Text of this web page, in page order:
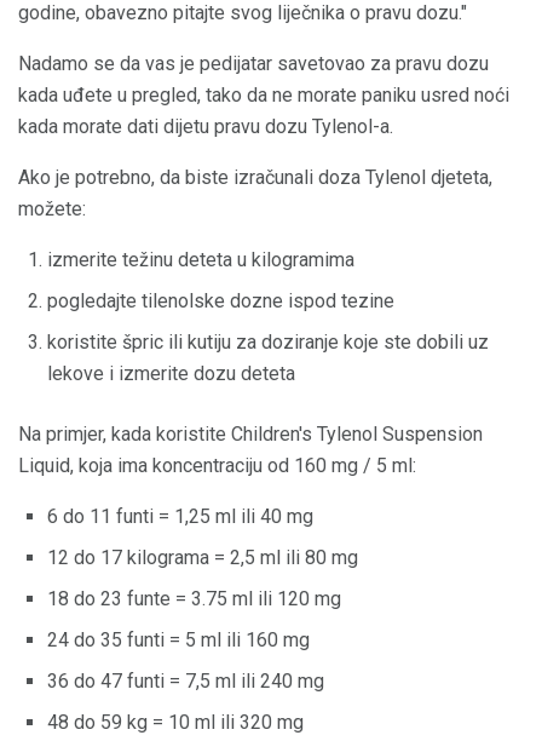
godine, obavezno pitajte svog liječnika o pravu dozu."
Nadamo se da vas je pedijatar savetovao za pravu dozu
kada uđete u pregled, tako da ne morate paniku usred noći
kada morate dati dijetu pravu dozu Tylenol-a.
Ako je potrebno, da biste izračunali doza Tylenol djeteta,
možete:
izmerite težinu deteta u kilogramima
pogledajte tilenolske dozne ispod tezine
koristite špric ili kutiju za doziranje koje ste dobili uz
lekove i izmerite dozu deteta
Na primjer, kada koristite Children's Tylenol Suspension
Liquid, koja ima koncentraciju od 160 mg / 5 ml:
6 do 11 funti = 1,25 ml ili 40 mg
12 do 17 kilograma = 2,5 ml ili 80 mg
18 do 23 funte = 3.75 ml ili 120 mg
24 do 35 funti = 5 ml ili 160 mg
36 do 47 funti = 7,5 ml ili 240 mg
48 do 59 kg = 10 ml ili 320 mg